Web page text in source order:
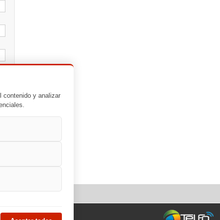
contenido y analizar